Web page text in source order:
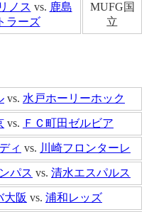
ノス vs. 鹿島
ラーズ
MUFG国
立
vs. 水戸ホーリーホック
vs. ＦＣ町田ゼルビア
ィ vs. 川崎フロンターレ
パス vs. 清水エスパルス
大阪 vs. 浦和レッズ